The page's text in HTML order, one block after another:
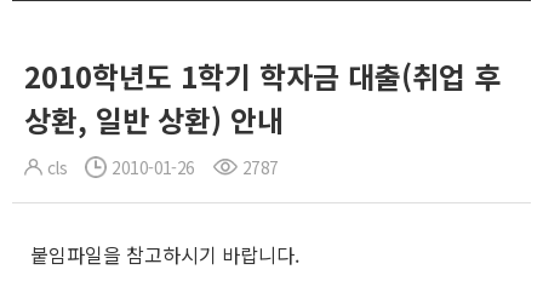
2010학년도 1학기 학자금 대출(취업 후
상환, 일반 상환) 안내
cls 2010-01-26 2787
붙임파일을 참고하시기 바랍니다.